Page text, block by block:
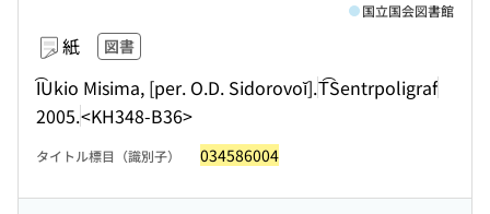
紙 図書
I͡Ukio Misima, [per. O.D. Sidorovoĭ].T͡Sentrpoligraf
2005.<KH348-B36>
国立国会図書館
タイトル標目（識別子） 034586004